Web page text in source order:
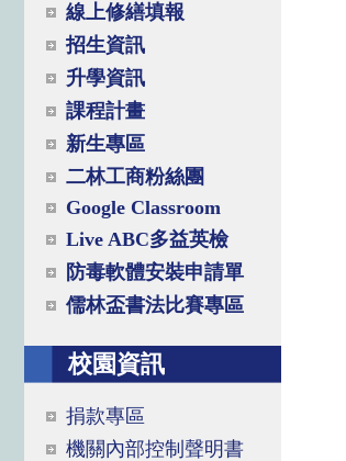
線上修繕填報
招生資訊
升學資訊
課程計畫
新生專區
二林工商粉絲團
Google Classroom
Live ABC多益英檢
防毒軟體安裝申請單
儒林盃書法比賽專區
校園資訊
捐款專區
機關內部控制聲明書